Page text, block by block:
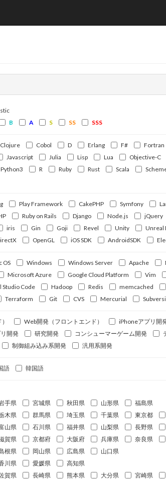
B A S SS SSS
Clojure Cobol D Erlang F# Fortran
Javascript Julia Lisp Lua Objective-C
Python3 R Ruby Rust Scala
Play Framework CakePHP Symfony
Ruby on Rails Django Node.js jQuery
iris Gin Goji Revel Unity Unreal
OpenGL iOS SDK AndroidSDK
OS Windows Windows Server Apache
Microsoft Azure Google Cloud Platform Vim
Studio Code Hadoop Redis memcached
Terraform Git CVS Mercurial
Web開発（フロントエンド） iPhoneアプリ開
開発
研究開発 コンシューマーゲーム開発
制御組み込み系開発 汎用系開発
語 韓国語
手県 宮城県 秋田県 山形県
福島県
木県 群馬県 埼玉県 千葉県 東京都
山県 石川県 福井県 山梨県 長野県
賀県 京都府 大阪府 兵庫県 奈良県
根県 岡山県 広島県
山口県
川県 愛媛県
高知県
賀県 長崎県 熊本県 大分県 宮崎県